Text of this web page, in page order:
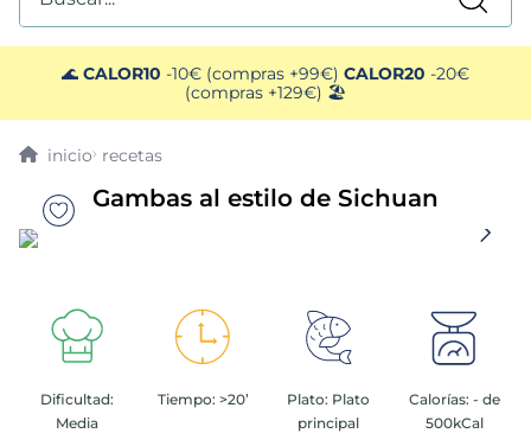
🌊 CALOR10 -10€ (compras +99€) CALOR20 -20€
(compras +129€) 🏖️
recetas
Gambas al estilo de Sichuan
Dificultad:
Media
Tiempo: >20’ Plato: Plato
principal
Calorías: - de
500kCal
TÉRMINOS MÁS BUSCADOS
1. helados sirena
3.
verduras
croquetas